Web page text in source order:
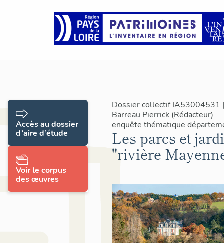
Dossier collectif IA53004531
Barreau Pierrick (Rédacteur)
enquête thématique
Les parcs et
"rivière
Accès au dossier
d’aire d’étude
Voir le corpus
des œuvres